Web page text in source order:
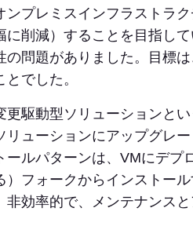
プレミスインフラストラ
削減）することを目指し
問題がありました。目標
でした。
駆動型ソリューションと
ューションにアップグレ
ルパターンは、VMにデプ
フォークからインストー
効率的で、メンテナンス